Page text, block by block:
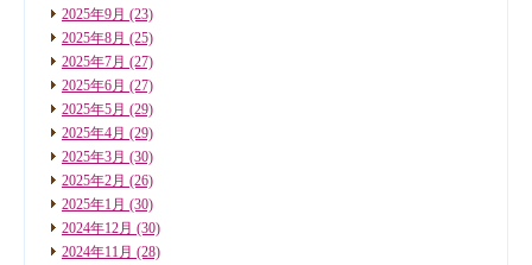
2025年9月 (23)
2025年8月 (25)
2025年7月 (27)
2025年6月 (27)
2025年5月 (29)
2025年4月 (29)
2025年3月 (30)
2025年2月 (26)
2025年1月 (30)
2024年12月 (30)
2024年11月 (28)